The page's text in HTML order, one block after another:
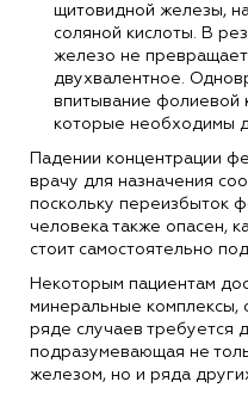
щитовидной железы,
соляной кислоты. В
железо не
двухвалентное.
впитывание фолиевой
которые необходимы
Падении концентрации
врачу для назначения
поскольку переизбыток
человека также опасен,
стоит самостоятельно
Некоторым пациентам
минеральные
ряде случаев требуется
подразумевающая не
железом, но и ряда